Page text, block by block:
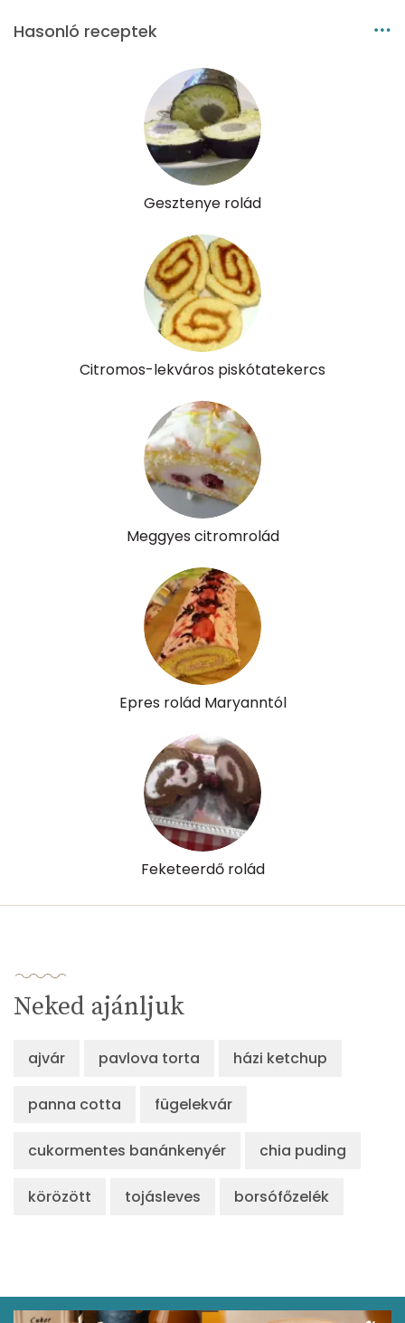
Összesen
Hasonló receptek
Gesztenye rolád
Citromos-lekváros piskótatekercs
Meggyes citromrolád
Epres rolád Maryanntól
Feketeerdő rolád
Neked ajánljuk
ajvár pavlova torta házi ketchup
panna cotta fügelekvár
cukormentes banánkenyér chia puding
körözött tojásleves borsófőzelék